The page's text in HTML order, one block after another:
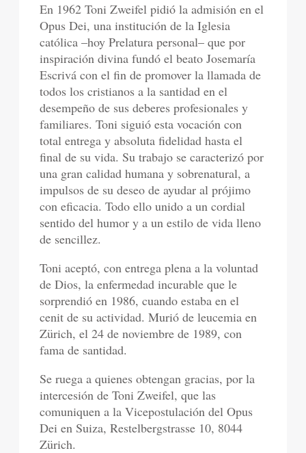
En 1962 Toni Zweifel pidió la admisión en el
Opus Dei, una institución de la Iglesia
católica –hoy Prelatura personal– que por
inspiración divina fundó el beato Josemaría
Escrivá con el fin de promover la llamada de
todos los cristianos a la santidad en el
desempeño de sus deberes profesionales y
familiares. Toni siguió esta vocación con
total entrega y absoluta fidelidad hasta el
final de su vida. Su trabajo se caracterizó por
una gran calidad humana y sobrenatural, a
impulsos de su deseo de ayudar al prójimo
con eficacia. Todo ello unido a un cordial
sentido del humor y a un estilo de vida lleno
de sencillez.
Toni aceptó, con entrega plena a la voluntad
de Dios, la enfermedad incurable que le
sorprendió en 1986, cuando estaba en el
cenit de su actividad. Murió de leucemia en
Zürich, el 24 de noviembre de 1989, con
fama de santidad.
Se ruega a quienes obtengan gracias, por la
intercesión de Toni Zweifel, que las
comuniquen a la Vicepostulación del Opus
Dei en Suiza, Restelbergstrasse 10, 8044
Zürich.